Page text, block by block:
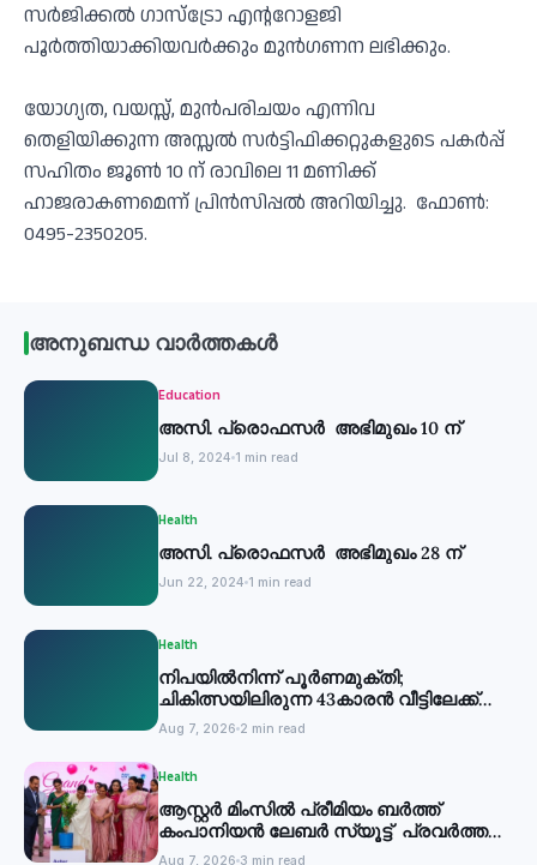
സര്‍ജിക്കല്‍ ഗാസ്ട്രോ എന്ററോളജി
പൂര്‍ത്തിയാക്കിയവര്‍ക്കും മുന്‍ഗണന ലഭിക്കും.
യോഗ്യത, വയസ്സ്, മുന്‍പരിചയം എന്നിവ
തെളിയിക്കുന്ന അസ്സല്‍ സര്‍ട്ടിഫിക്കറ്റുകളുടെ പകര്‍പ്പ്
സഹിതം ജൂണ്‍ 10 ന് രാവിലെ 11 മണിക്ക്
ഹാജരാകണമെന്ന് പ്രിന്‍സിപ്പൽ അറിയിച്ചു. ഫോൺ:
0495-2350205.
അനുബന്ധ വാർത്തകൾ
Education
അസി. പ്രൊഫസര്‍ അഭിമുഖം 10 ന്
Jul 8, 2024 1 min read
Health
അസി. പ്രൊഫസര്‍ അഭിമുഖം 28 ന്
Jun 22, 2024 1 min read
Health
നിപയില്‍നിന്ന് പൂര്‍ണമുക്തി;
ചികിത്സയിലിരുന്ന 43കാരന്‍ വീട്ടിലേക്ക്
മടങ്ങി
Aug 7, 2026 2 min read
Health
ആസ്റ്റർ മിംസിൽ പ്രീമിയം ബർത്ത്
കംപാനിയൻ ലേബർ സ്യൂട്ട് പ്രവർത്തനം
തുടങ്ങി
Aug 7, 2026 3 min read